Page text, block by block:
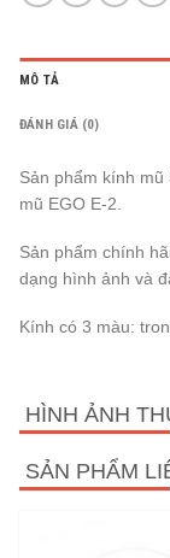
MÔ TẢ
ĐÁNH GIÁ (0)
Sản phẩm kính
mũ EGO E-2.
Sản phẩm chính
dạng hình ảnh và
Kính có 3 màu:
HÌNH ẢNH
SẢN PHẨM